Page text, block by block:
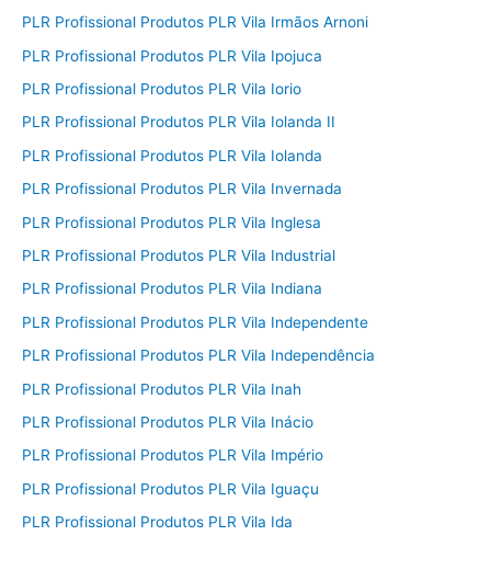
PLR Profissional Produtos PLR Vila Irmãos Arnoni
PLR Profissional Produtos PLR Vila Ipojuca
PLR Profissional Produtos PLR Vila Iorio
PLR Profissional Produtos PLR Vila Iolanda II
PLR Profissional Produtos PLR Vila Iolanda
PLR Profissional Produtos PLR Vila Invernada
PLR Profissional Produtos PLR Vila Inglesa
PLR Profissional Produtos PLR Vila Industrial
PLR Profissional Produtos PLR Vila Indiana
PLR Profissional Produtos PLR Vila Independente
PLR Profissional Produtos PLR Vila Independência
PLR Profissional Produtos PLR Vila Inah
PLR Profissional Produtos PLR Vila Inácio
PLR Profissional Produtos PLR Vila Império
PLR Profissional Produtos PLR Vila Iguaçu
PLR Profissional Produtos PLR Vila Ida